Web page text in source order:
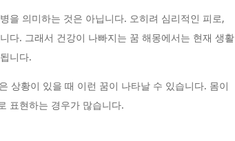
을 의미하는 것은 아닙니다. 오히려 심리적인 피로,
다. 그래서 건강이 나빠지는 꿈 해몽에서는 현재 생활
니다.
상황이 있을 때 이런 꿈이 나타날 수 있습니다. 몸이
표현하는 경우가 많습니다.